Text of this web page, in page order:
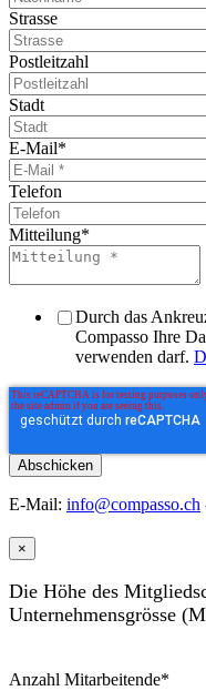
Strasse
Postleitzahl
Stadt
E-Mail*
Telefon
Mitteilung*
Durch das
Compasso Ihre
verwenden darf.
E-Mail: info@compasso.ch
×
Die Höhe des
Unternehmensgrösse
Anzahl Mitarbeitende*